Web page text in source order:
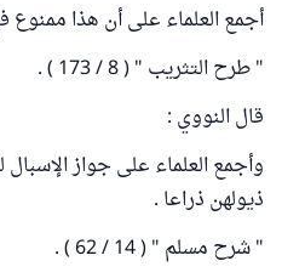
أجمع العلماء على أن هذا ممنوع
" طرح التثريب " ( 8 / 173 ) .
قال النووي :
وأجمع العلماء على جواز
ذيولهن ذراعا .
" شرح مسلم " ( 14 / 62 ) .